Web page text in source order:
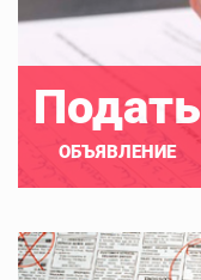
Подать
ОБЪЯВЛЕНИЕ